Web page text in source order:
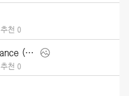
추천 0
도요타 GR Yaris Aero Performance (2026)
추천 0